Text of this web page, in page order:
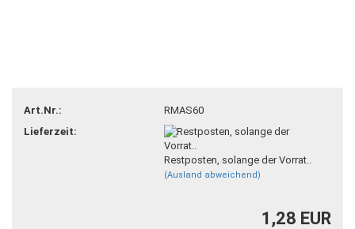
Art.Nr.:
RMAS60
Lieferzeit:
Restposten, solange der Vorrat..
(Ausland abweichend)
1,28 EUR